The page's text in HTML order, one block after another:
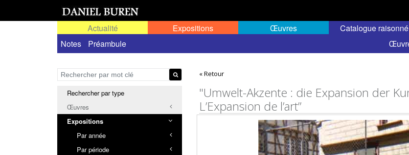
Actualité
Expositions
Toutes les expositions
Œuvres
Catalogue raisonné
Notes
Préambule
Rechercher par type
Œuvres
Expositions
Par année
Par période
« Retour
"Umwelt-Akzente : die Expansion der
L’Expansion de l’art”